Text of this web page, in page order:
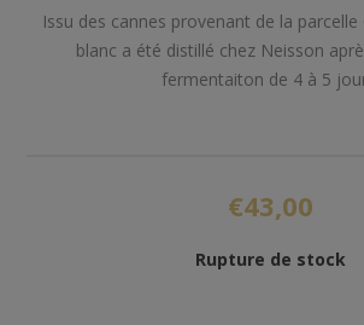
Issu des cannes provenant de la
blanc a été distillé chez Neisson
fermentaiton de 4 à 5
€43,00
Rupture de stock